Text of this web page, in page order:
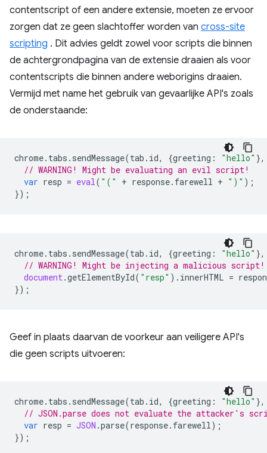
contentscript of een andere extensie, moeten ze ervoor
zorgen dat ze geen slachtoffer worden van cross-site
scripting . Dit advies geldt zowel voor scripts die binnen
de achtergrondpagina van de extensie draaien als voor
contentscripts die binnen andere weborigins draaien.
Vermijd met name het gebruik van gevaarlijke API's zoals
de onderstaande:
chrome. tabs . sendMessage(tab . id, {greeting : "hello" },
// WARNING! Might be evaluating an evil script!
var resp = eval( "(" + response. farewell + ")" );
});
chrome. tabs . sendMessage(tab . id, {greeting : "hello" },
// WARNING! Might be injecting a malicious script!
document.getElementById( "resp" ). innerHTML =
});
Geef in plaats daarvan de voorkeur aan veiligere API's
die geen scripts uitvoeren:
chrome. tabs . sendMessage(tab . id, {greeting : "hello" },
// JSON.parse does not evaluate the attacker's
var resp = JSON .parse(response. farewell);
});